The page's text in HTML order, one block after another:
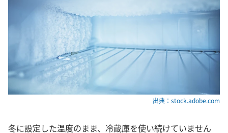
出典：stock.adobe.com
冬に設定した温度のまま、冷蔵庫を使い続けていません